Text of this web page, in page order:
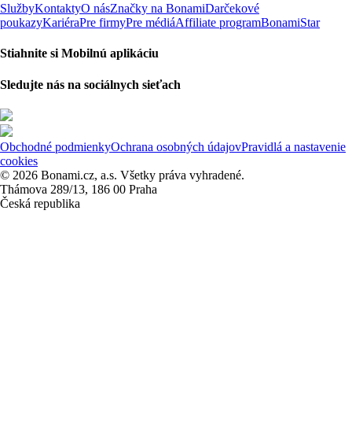
SlužbyKontaktyO násZnačky na BonamiDarčekové
poukazyKariéraPre firmyPre médiáAffiliate programBonamiStar
Stiahnite si Mobilnú aplikáciu
Sledujte nás na sociálnych sieťach
Obchodné podmienkyOchrana osobných údajovPravidlá a nastavenie
cookies
© 2026 Bonami.cz, a.s. Všetky práva vyhradené.
Thámova 289/13, 186 00 Praha
Česká republika